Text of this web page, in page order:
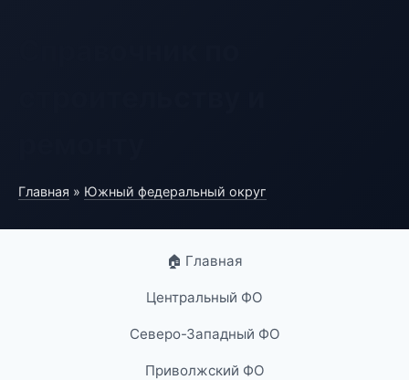
Главная » Южный федеральный округ
🏠 Главная
Центральный ФО
Северо-Западный ФО
Приволжский ФО